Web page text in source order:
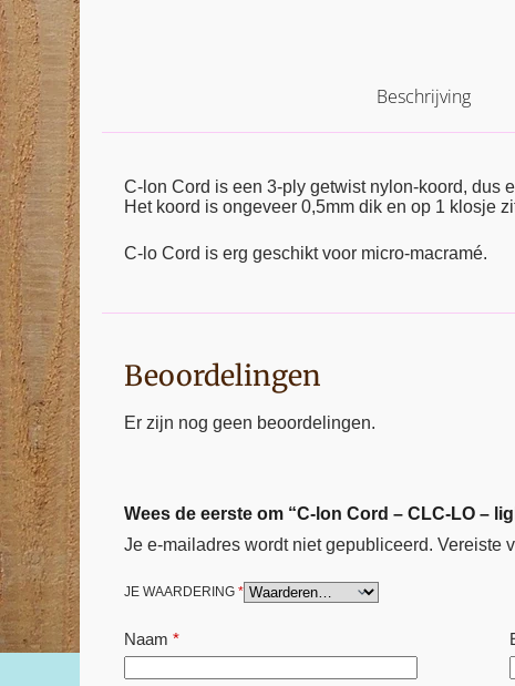
Beschrijving
C-lon Cord is een 3-ply getwist nylon-koord, dus
Het koord is ongeveer 0,5mm dik en op 1 klosje
C-lo Cord is erg geschikt voor micro-macramé.
Beoordelingen
Er zijn nog geen beoordelingen.
Wees de eerste om “C-lon Cord – CLC-LO –
Je e-mailadres wordt niet gepubliceerd. Vereiste
JE WAARDERING *
Naam *